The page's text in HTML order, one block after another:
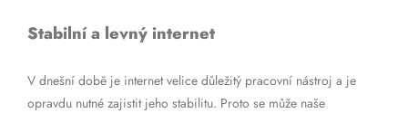
Stabilní a levný internet
V dnešní době je internet velice důležitý pracovní nástroj a je
opravdu nutné zajistit jeho stabilitu. Proto se může naše